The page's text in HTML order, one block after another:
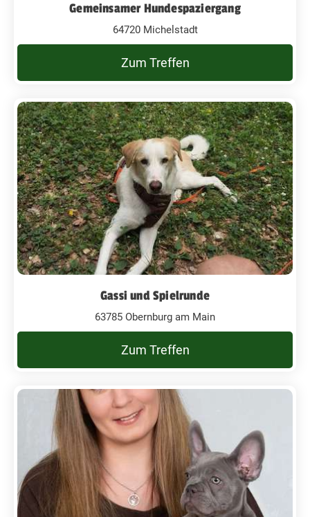
Gemeinsamer Hundespaziergang
64720 Michelstadt
Zum Treffen
Gassi und Spielrunde
63785 Obernburg am Main
Zum Treffen